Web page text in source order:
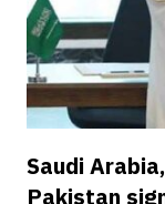
Saudi
Pakistan